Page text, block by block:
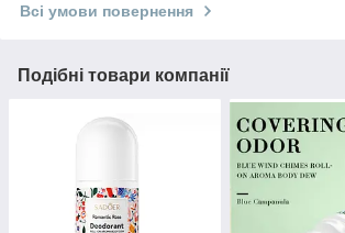
Всі умови повернення
Подібні товари компанії